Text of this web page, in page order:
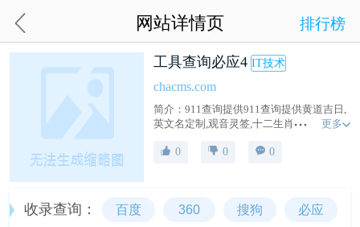
网站详情页 排行榜
工具查询必应4 IT技术
chacms.com
简介：911查询提供911查询提供黄道吉日,
英文名定制,观音灵签,十二生肖运势,周公解
词,成语,字典,词典,百家姓,百科全书,谜语等
更多
0 0 0
收录查询： 百度 360 搜狗 必应